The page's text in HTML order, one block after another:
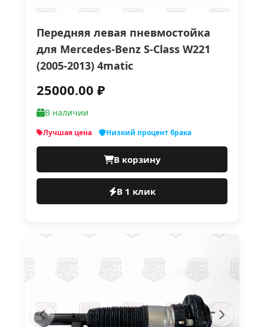
Передняя левая пневмостойка
для Mercedes-Benz S-Class W221
(2005-2013) 4matic
25000.00 ₽
В наличии
Лучшая цена Низкий процент брака
В корзину
В 1 клик